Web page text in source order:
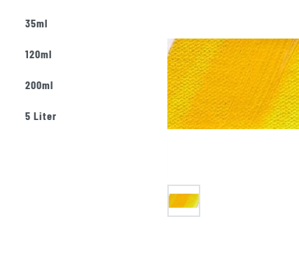
35ml
120ml
200ml
5 Liter